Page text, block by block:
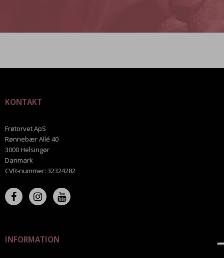
KONTAKT
Frøtorvet ApS
Rønnebær Allé 40
3000 Helsingør
Danmark
CVR-nummer: 32324282
INFORMATION